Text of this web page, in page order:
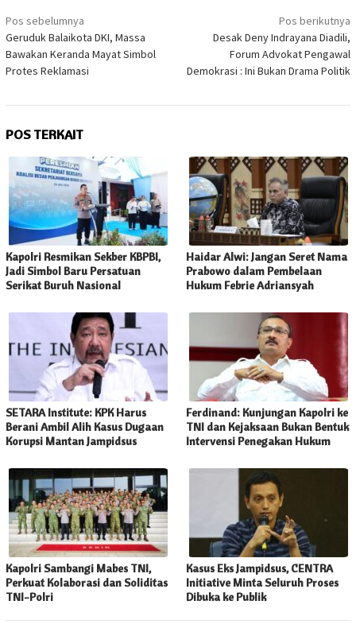
Navigasi
pos
Pos sebelumnya
Geruduk Balaikota DKI, Massa
Bawakan Keranda Mayat Simbol
Protes Reklamasi
Pos berikutnya
Desak Deny Indrayana Diadili,
Forum Advokat Pengawal
Demokrasi : Ini Bukan Drama Politik
POS TERKAIT
Kapolri Resmikan Sekber KBPBI,
Jadi Simbol Baru Persatuan
Serikat Buruh Nasional
Haidar Alwi: Jangan Seret Nama
Prabowo dalam Pembelaan
Hukum Febrie Adriansyah
SETARA Institute: KPK Harus
Berani Ambil Alih Kasus Dugaan
Korupsi Mantan Jampidsus
Ferdinand: Kunjungan Kapolri ke
TNI dan Kejaksaan Bukan Bentuk
Intervensi Penegakan Hukum
Kapolri Sambangi Mabes TNI,
Perkuat Kolaborasi dan Soliditas
TNI-Polri
Kasus Eks Jampidsus, CENTRA
Initiative Minta Seluruh Proses
Dibuka ke Publik